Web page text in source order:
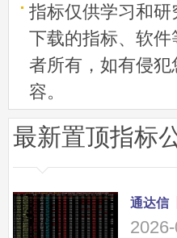
指标仅供学习和
下载的指标、软
者所有，如有侵
容。
最新置顶指标